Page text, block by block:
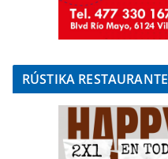
RÚSTIKA RESTAURANTE